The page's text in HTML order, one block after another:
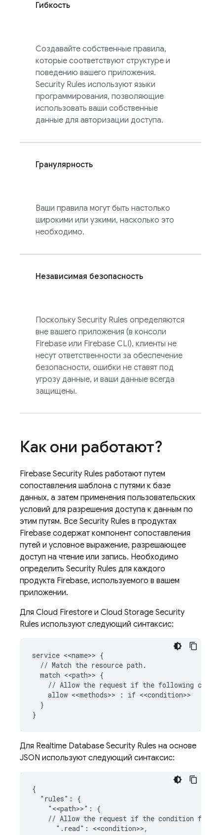
Гибкость
Создавайте собственные правила,
которые соответствуют структуре и
поведению вашего приложения.
Security Rules используют языки
программирования, позволяющие
использовать ваши собственные
данные для авторизации доступа.
Гранулярность
Ваши правила могут быть настолько
широкими или узкими, насколько это
необходимо.
Независимая безопасность
Поскольку Security Rules определяются
вне вашего приложения (в консоли
Firebase или Firebase CLI), клиенты не
несут ответственности за обеспечение
безопасности, ошибки не ставят под
угрозу данные, и ваши данные всегда
защищены.
Как они работают?
Firebase Security Rules работают путем
сопоставления шаблона с путями к базе
данных, а затем применения пользовательских
условий для разрешения доступа к данным по
этим путям. Все Security Rules в продуктах
Firebase содержат компонент сопоставления
путей и условное выражение, разрешающее
доступ на чтение или запись. Необходимо
определить Security Rules для каждого
продукта Firebase, используемого в вашем
приложении.
Для Cloud Firestore и Cloud Storage Security
Rules используют следующий синтаксис:
service <<name>> {
  // Match the resource path.
  match <<path>> {
// Allow the request if the following
    allow <<methods>> : if <<condition>>
  }
Для Realtime Database Security Rules на основе
JSON используют следующий синтаксис:
{
  "rules": {
    "<<path>>": {
// Allow the request if the condition for
      ".read": <<condition>>,